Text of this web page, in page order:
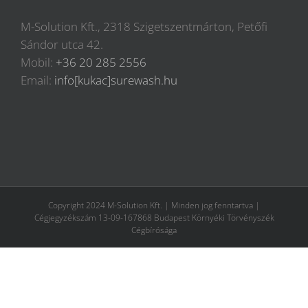
M-Solution Kft., 2318 Szigetszentmárton, Petőfi
Sándor utca 42.
Mobil: +36 20 285 2556
Email: info[kukac]surewash.hu
Copyright 2024 M-Solution Kft. | Minden jog fenntartva |
Cégjegyzékszám 13-09-167868 Budapest Környéki Törvényszék
Cégbírósága